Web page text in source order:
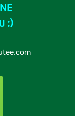
:)